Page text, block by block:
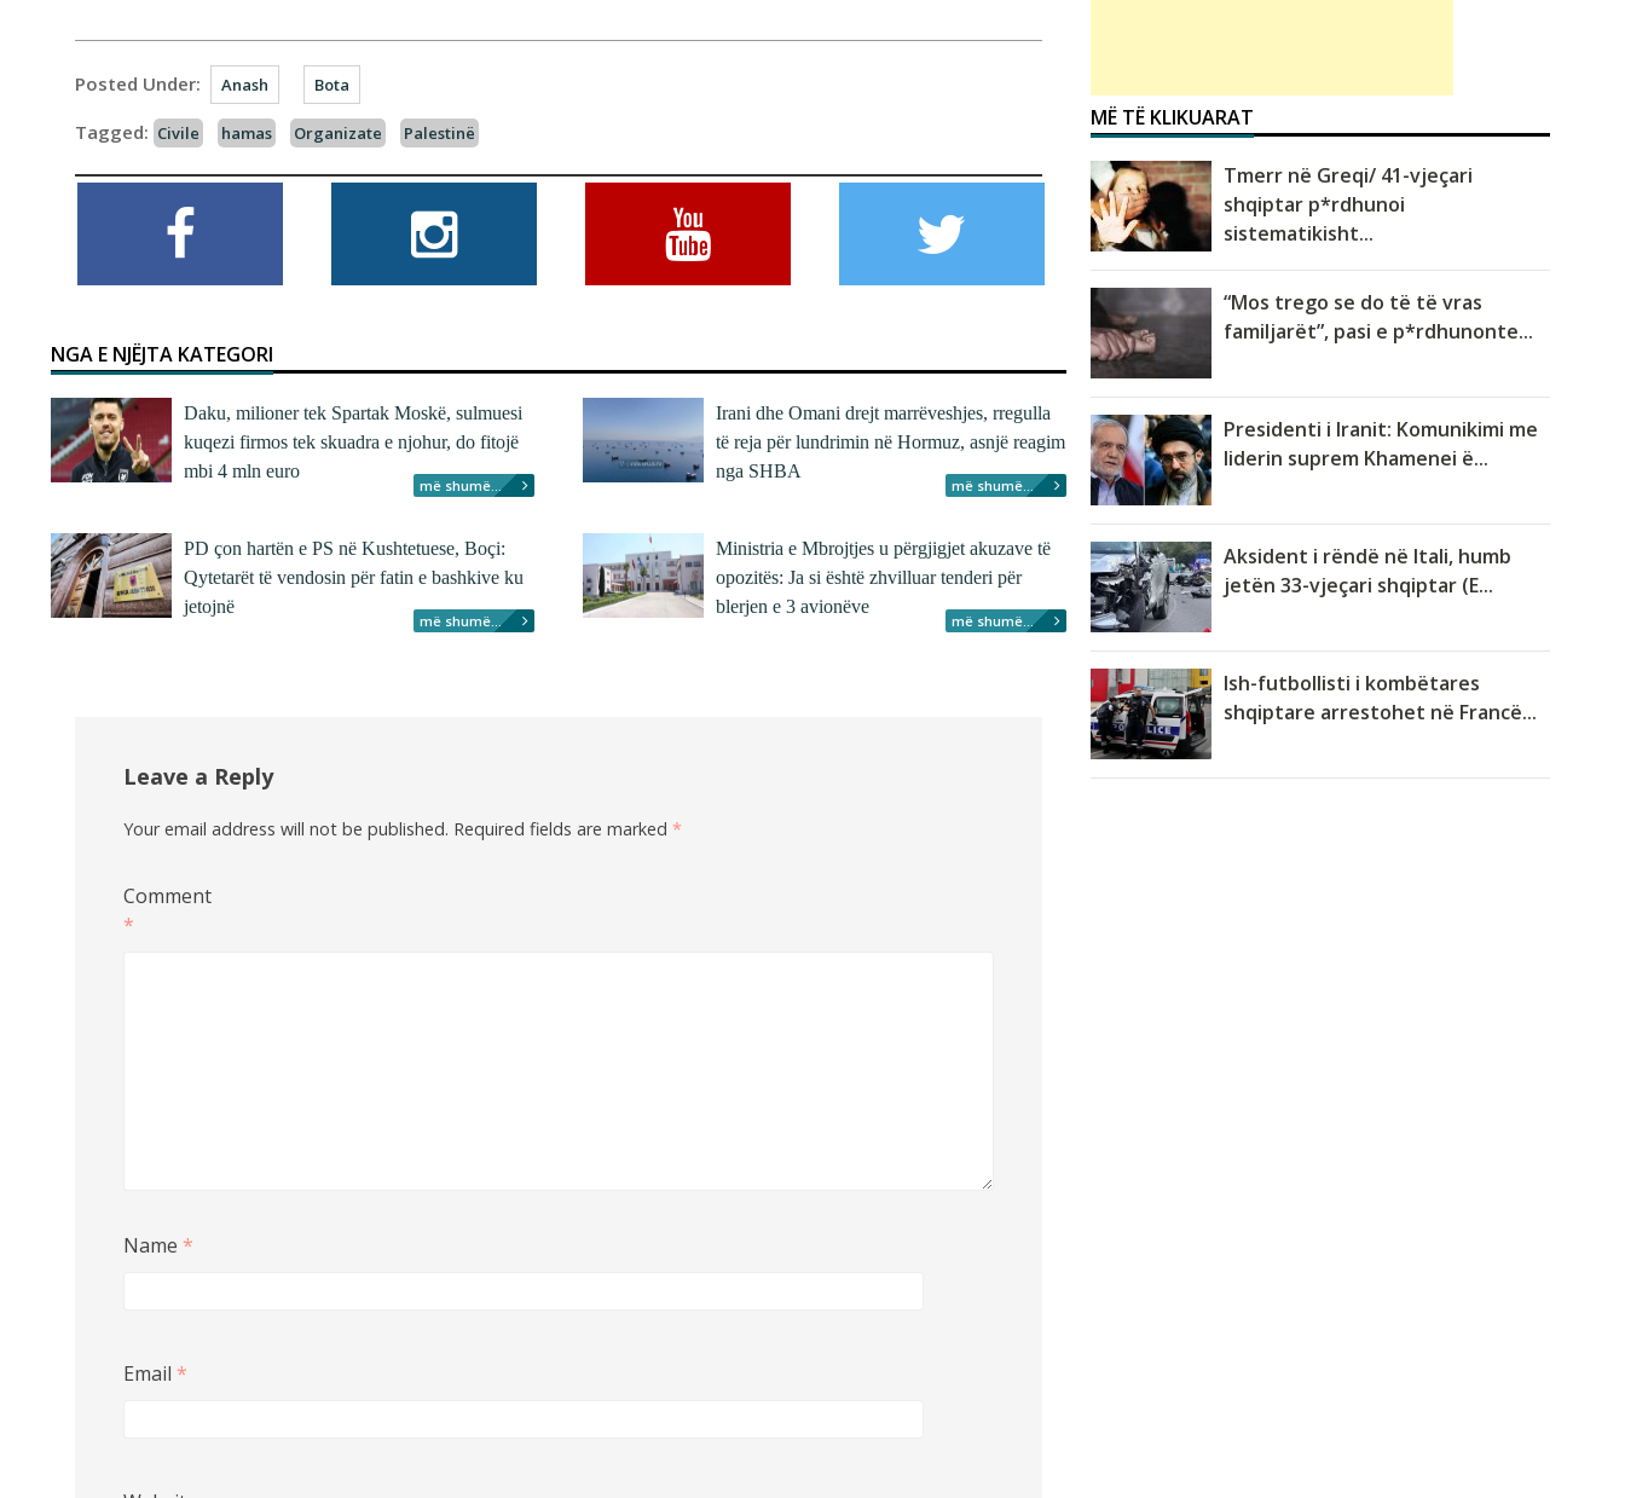
Posted Under: Anash Bota
Tagged: Civile hamas Organizate Palestinë
NGA E NJËJTA KATEGORI
Daku, milioner tek Spartak Moskë, sulmuesi
kuqezi firmos tek skuadra e njohur, do fitojë
mbi 4 mln euro
më shumë...
Irani dhe Omani drejt marrëveshjes, rregulla
të reja për lundrimin në Hormuz, asnjë reagim
nga SHBA
më shumë...
PD çon hartën e PS në Kushtetuese, Boçi:
Qytetarët të vendosin për fatin e bashkive ku
jetojnë
më shumë...
Ministria e Mbrojtjes u përgjigjet akuzave të
opozitës: Ja si është zhvilluar tenderi për
blerjen e 3 avionëve
më shumë...
Leave a Reply
Your email address will not be published. Required fields are marked *
Comment
*
Name *
Email *
MË TË KLIKUARAT
Tmerr në Greqi/ 41-vjeçari
shqiptar p*rdhunoi
sistematikisht...
“Mos trego se do të të vras
familjarët”, pasi e p*rdhunonte...
Presidenti i Iranit: Komunikimi me
liderin suprem Khamenei ë...
Aksident i rëndë në Itali, humb
jetën 33-vjeçari shqiptar (E...
Ish-futbollisti i kombëtares
shqiptare arrestohet në Francë...